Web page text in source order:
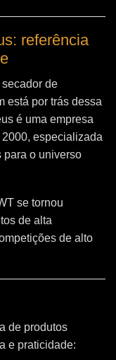
referência
de
está por trás dessa
é uma empresa
especializada
para o universo
se tornou
de alta
de alto
de produtos
e praticidade: